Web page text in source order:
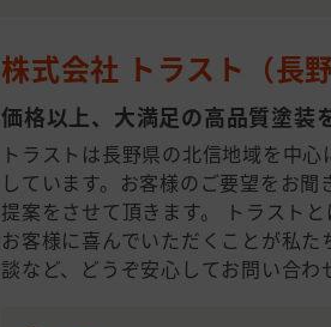
株式会社 トラスト（長野
価格以上、大満足の高品質塗装
トラストは長野県の北信地域を中
しています。お客様のご要望をお
提案をさせて頂きます。 トラスト
お客様に喜んでいただくことが私
談など、どうぞ安心してお問い合わ